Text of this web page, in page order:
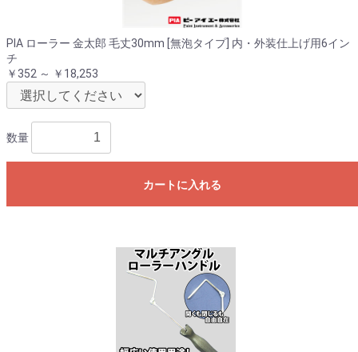
PIA ローラー 金太郎 毛丈30mm [無泡タイプ] 内・外装仕上げ用6イン
チ
￥352 ～ ￥18,253
数量
カートに入れる